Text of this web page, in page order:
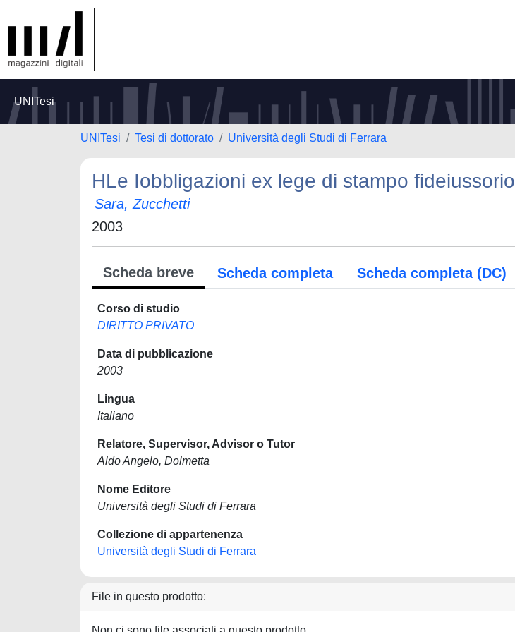
UNITesi
UNITesi Tesi di dottorato Università degli Studi di Ferrara
HLe Iobbligazioni ex lege di stampo fideiussorio
Sara, Zucchetti
2003
Scheda breve Scheda completa Scheda completa (DC)
Corso di studio
DIRITTO PRIVATO
Data di pubblicazione
2003
Lingua
Italiano
Relatore, Supervisor, Advisor o Tutor
Aldo Angelo, Dolmetta
Nome Editore
Università degli Studi di Ferrara
Collezione di appartenenza
Università degli Studi di Ferrara
File in questo prodotto: